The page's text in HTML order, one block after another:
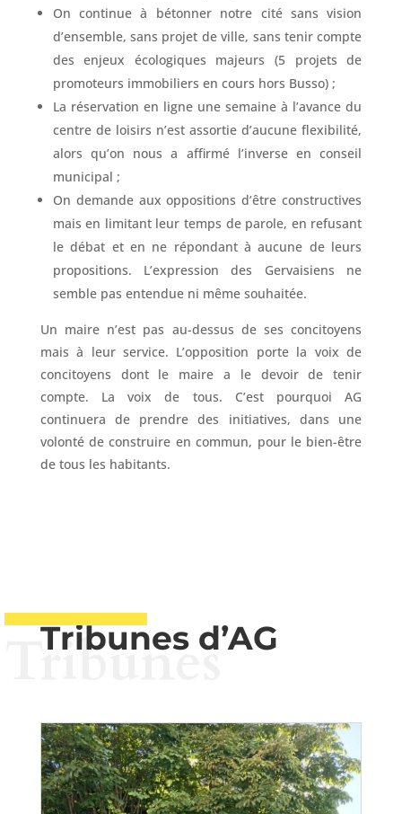
On continue à bétonner notre cité sans vision
d’ensemble, sans projet de ville, sans tenir compte
des enjeux écologiques majeurs (5 projets de
promoteurs immobiliers en cours hors Busso) ;
La réservation en ligne une semaine à l’avance du
centre de loisirs n’est assortie d’aucune flexibilité,
alors qu’on nous a affirmé l’inverse en conseil
municipal ;
On demande aux oppositions d’être constructives
mais en limitant leur temps de parole, en refusant
le débat et en ne répondant à aucune de leurs
propositions. L’expression des Gervaisiens ne
semble pas entendue ni même souhaitée.
Un maire n’est pas au-dessus de ses concitoyens
mais à leur service. L’opposition porte la voix de
concitoyens dont le maire a le devoir de tenir
compte. La voix de tous. C’est pourquoi AG
continuera de prendre des initiatives, dans une
volonté de construire en commun, pour le bien-être
de tous les habitants.
Tribunes d’AG
Tribunes